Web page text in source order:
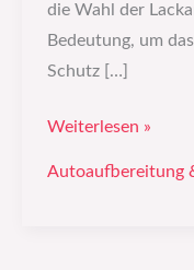
die Wahl der
Bedeutung, um
Schutz […]
Weiterlesen »
Autoaufbereitung